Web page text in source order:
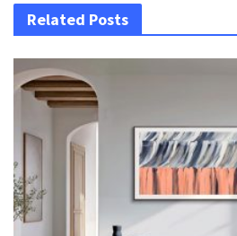
Related Posts